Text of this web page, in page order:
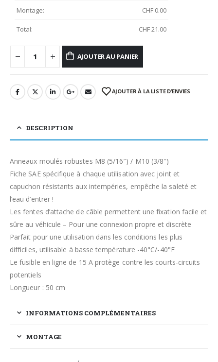
Montage: CHF 0.00
Total: CHF21.00
AJOUTER AU PANIER
AJOUTER À LA LISTE D’ENVIES
DESCRIPTION
Anneaux moulés robustes M8 (5/16″) / M10 (3/8″)
Fiche SAE spécifique à chaque utilisation avec joint et
capuchon résistants aux intempéries, empêche la saleté et
l’eau d’entrer !
Les fentes d’attache de câble permettent une fixation facile et
sûre au véhicule – Pour une connexion propre et discrète
Parfait pour une utilisation dans les conditions les plus
difficiles, utilisable à basse température -40°C/-40°F
Le fusible en ligne de 15 A protège contre les courts-circuits
potentiels
Longueur : 50 cm
INFORMATIONS COMPLÉMENTAIRES
MONTAGE